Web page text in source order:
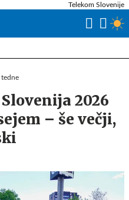
Telekom Slovenije
tedne
2026
– še večji,